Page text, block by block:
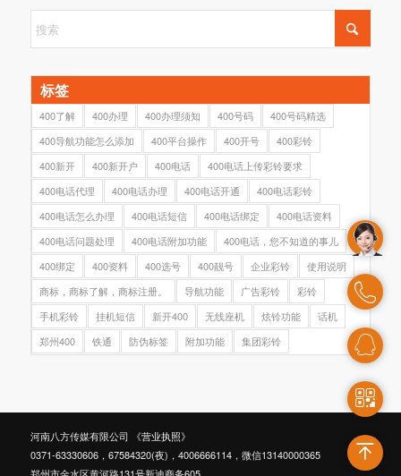
标签
400了解 400办理 400办理须知 400号码
400号码精选
400导航功能怎么添加
400平台操作 400开号
400彩铃
400新开
400新开户 400电话
400电话上传彩铃要求
400电话代理
400电话办理 400电话开通
400电话彩铃
400电话怎么办理
400电话短信 400电话绑定
400电话资料
400电话问题处理
400电话附加功能
400电话，您不知道的事儿
400绑定
400资料 400选号 400靓号 企业彩铃
使用说明
商标，商标了解，商标注册。
导航功能 广告彩铃
彩铃
手机彩铃
挂机短信 新开400 无线座机 炫铃功能
话机
郑州400
铁通 防伪标签 附加功能 集团彩铃
河南八方传媒有限公司
《营业执照》
0371-63330606，67584320(夜)，4006666114，微信13140000365